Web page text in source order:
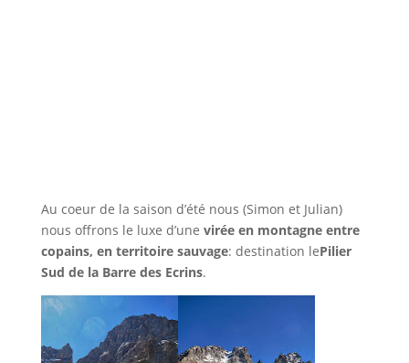
Au coeur de la saison d’été nous (Simon et Julian)
nous offrons le luxe d’une virée en montagne entre
copains, en territoire sauvage: destination lePilier
Sud de la Barre des Ecrins.